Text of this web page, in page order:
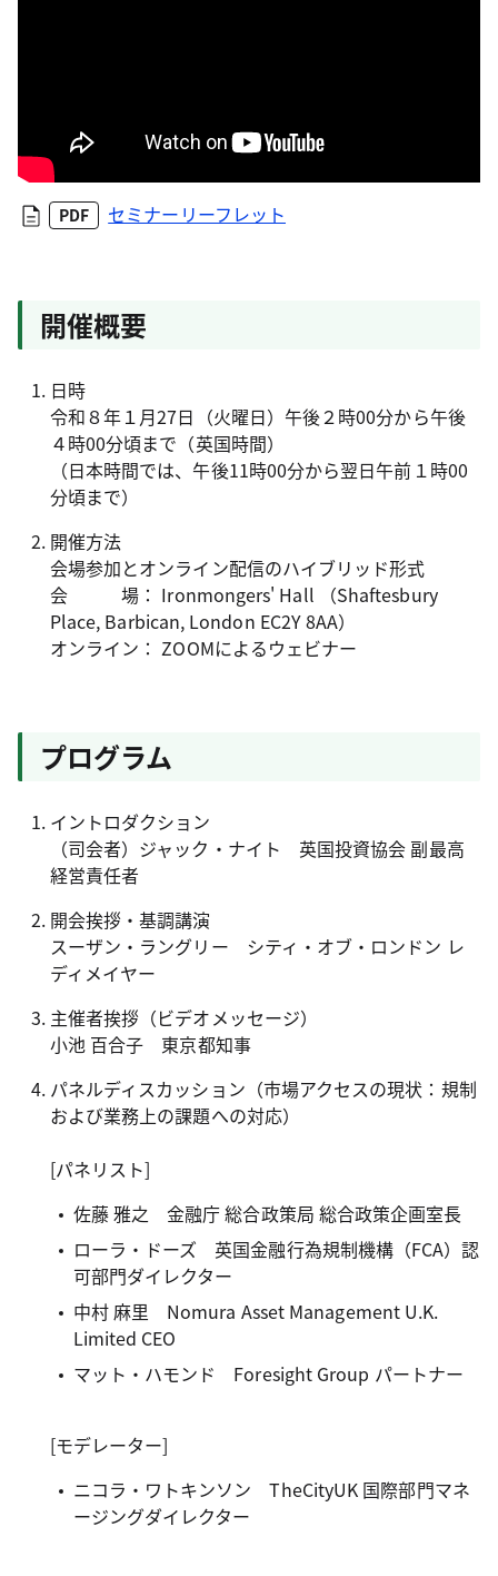
PDF セミナーリーフレット
開催概要
日時
令和８年１月27日（火曜日）午後２時00分から午後
４時00分頃まで（英国時間）
（日本時間では、午後11時00分から翌日午前１時00
分頃まで）
開催方法
会場参加とオンライン配信のハイブリッド形式
会 場： Ironmongers' Hall （Shaftesbury
Place, Barbican, London EC2Y 8AA）
オンライン： ZOOMによるウェビナー
プログラム
イントロダクション
（司会者）ジャック・ナイト 英国投資協会 副最高
経営責任者
開会挨拶・基調講演
スーザン・ラングリー シティ・オブ・ロンドン レ
ディメイヤー
主催者挨拶（ビデオメッセージ）
小池 百合子 東京都知事
パネルディスカッション（市場アクセスの現状：規制
および業務上の課題への対応）
[パネリスト]
佐藤 雅之 金融庁 総合政策局 総合政策企画室長
ローラ・ドーズ 英国金融行為規制機構（FCA）認
可部門ダイレクター
中村 麻里 Nomura Asset Management U.K.
Limited CEO
マット・ハモンド Foresight Group パートナー
[モデレーター]
ニコラ・ワトキンソン TheCityUK 国際部門マネ
ージングダイレクター